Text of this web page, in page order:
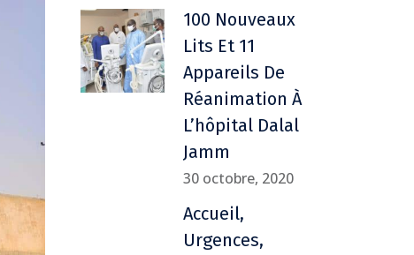
100 Nouveaux
Lits Et 11
Appareils De
Réanimation À
L’hôpital Dalal
Jamm
30 octobre, 2020
Accueil,
Urgences,